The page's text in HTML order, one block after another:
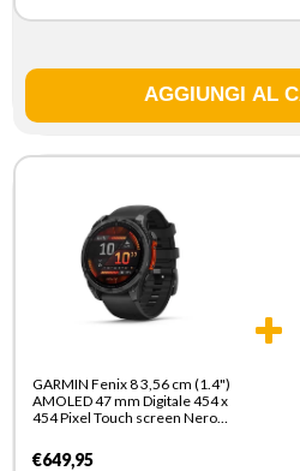
GARMIN Fenix 8 3,56 cm (1.4")
AMOLED 47 mm Digitale 454 x
454 Pixel Touch screen Nero
€649,95